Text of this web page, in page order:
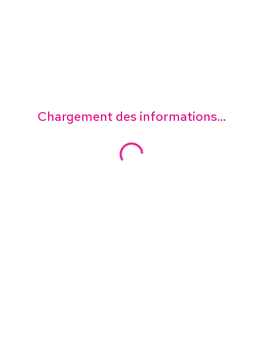
Chargement des informations...